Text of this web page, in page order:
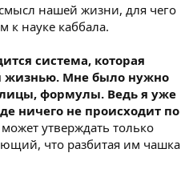
нашей жизни, для чего
науке каббала.
система, которая
жизнью. Мне было нужно
формулы. Ведь я уже
ничего не происходит по
может утверждать только
что разбитая им чашка